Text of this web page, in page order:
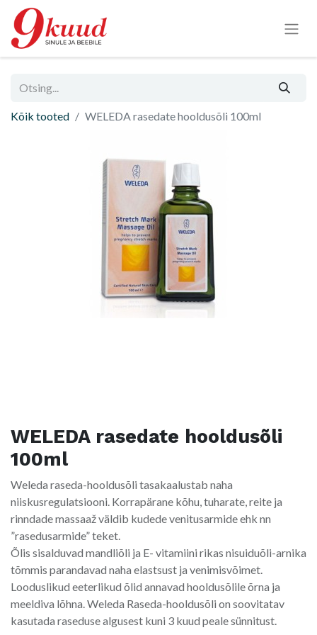
Kõik tooted WELEDA rasedate hooldusõli 100ml
WELEDA rasedate hooldusõli
100ml
Weleda raseda-hooldusõli tasakaalustab naha
niiskusregulatsiooni. Korrapärane kõhu, tuharate, reite ja
rinndade massaaž väldib kudede venitusarmide ehk nn
”rasedusarmide” teket.
Õlis sisalduvad mandliõli ja E- vitamiini rikas nisuiduõli-arnika
tõmmis parandavad naha elastsust ja venimisvõimet.
Looduslikud eeterlikud õlid annavad hooldusõlile õrna ja
meeldiva lõhna. Weleda Raseda-hooldusõli on soovitatav
kasutada raseduse algusest kuni 3 kuud peale sünnitust.